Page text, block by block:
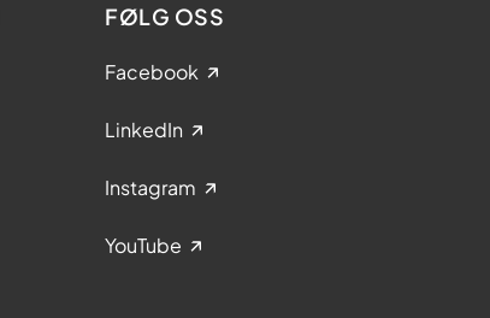
FØLG OSS
Facebook
LinkedIn
Instagram
YouTube